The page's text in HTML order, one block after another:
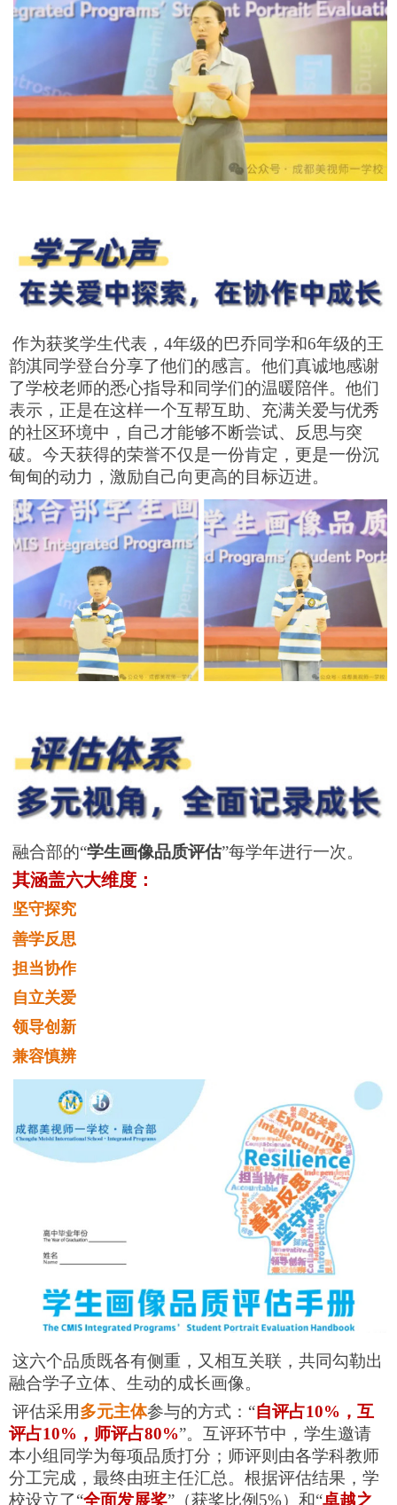
作为获奖学生代表，4年级的巴乔同学和6年级的王
韵淇同学登台分享了他们的感言。他们真诚地感谢
了学校老师的悉心指导和同学们的温暖陪伴。他们
表示，正是在这样一个互帮互助、充满关爱与优秀
的社区环境中，自己才能够不断尝试、反思与突
破。今天获得的荣誉不仅是一份肯定，更是一份沉
甸甸的动力，激励自己向更高的目标迈进。
融合部的“学生画像品质评估”每学年进行一次。
其涵盖六大维度：
坚守探究
善学反思
担当协作
自立关爱
领导创新
兼容慎辨
这六个品质既各有侧重，又相互关联，共同勾勒出
融合学子立体、生动的成长画像。
评估采用多元主体参与的方式：“自评占10%，互
评占10%，师评占80%”。互评环节中，学生邀请
本小组同学为每项品质打分；师评则由各学科教师
分工完成，最终由班主任汇总。根据评估结果，学
校设立了“全面发展奖”（获奖比例5%）和“卓越之